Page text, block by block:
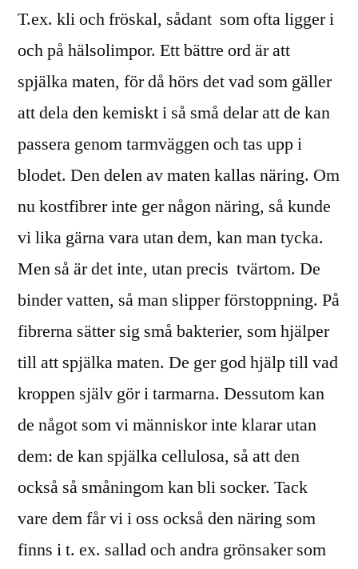
T.ex. kli och fröskal, sådant som ofta ligger i
och på hälsolimpor. Ett bättre ord är att
spjälka maten, för då hörs det vad som gäller
att dela den kemiskt i så små delar att de kan
passera genom tarmväggen och tas upp i
blodet. Den delen av maten kallas näring. Om
nu kostfibrer inte ger någon näring, så kunde
vi lika gärna vara utan dem, kan man tycka.
Men så är det inte, utan precis tvärtom. De
binder vatten, så man slipper förstoppning. På
fibrerna sätter sig små bakterier, som hjälper
till att spjälka maten. De ger god hjälp till vad
kroppen själv gör i tarmarna. Dessutom kan
de något som vi människor inte klarar utan
dem: de kan spjälka cellulosa, så att den
också så småningom kan bli socker. Tack
vare dem får vi i oss också den näring som
finns i t. ex. sallad och andra grönsaker som